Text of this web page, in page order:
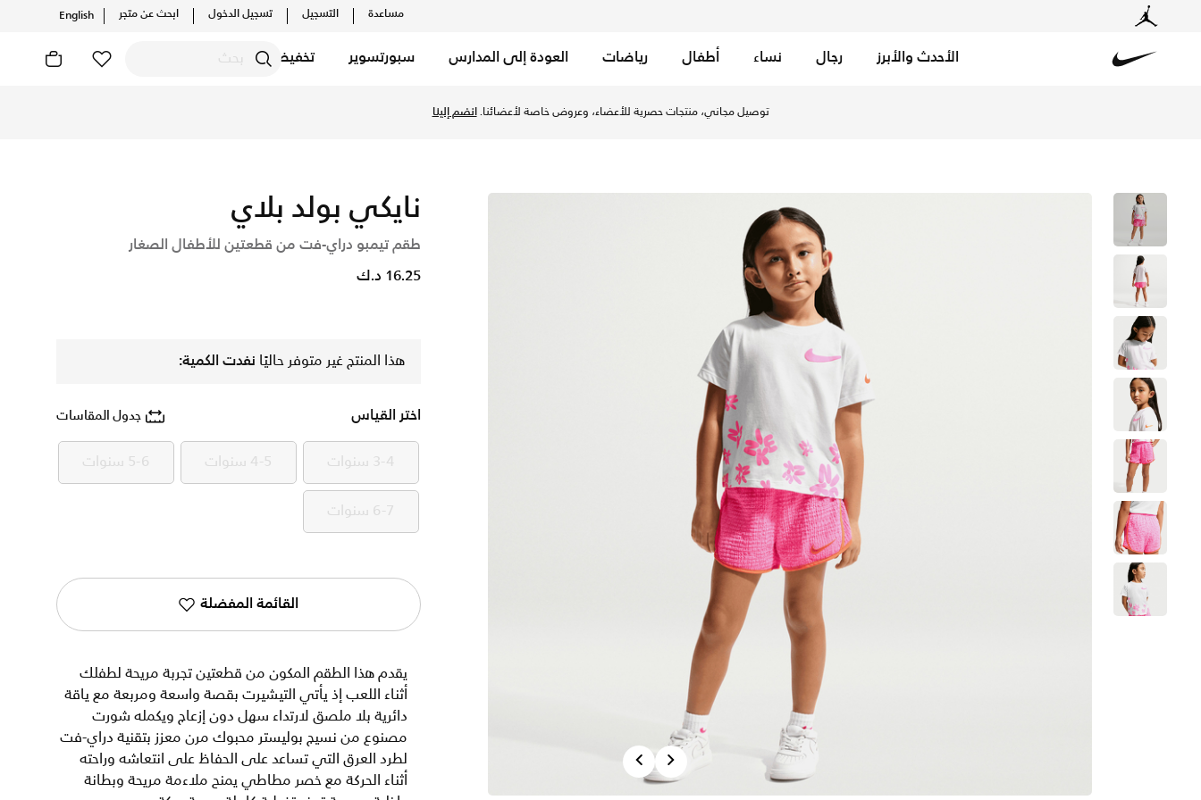
مساعدة التسجيل تسجيل الدخول ابحث عن متجر English
الأحدث والأبرز رجال نساء أطفال رياضات العودة إلى المدارس سبورتسوير تخفيضات
توصيل مجاني، منتجات حصرية للأعضاء، وعروض خاصة لأعضائنا.انضم إلينا
PreviousNext
نايكي بولد بلاي
طقم تيمبو دراي-فت من قطعتين للأطفال الصغار
16.25 د.ك
هذا المنتج غير متوفر حاليًا نفدت الكمية:
اختر القياس جدول المقاسات
3-4 سنوات 3-4 سنوات 4-5 سنوات 4-5 سنوات 5-6 سنوات 5-6 سنوات
6-7 سنوات 6-7 سنوات
القائمة المفضلة
يقدم هذا الطقم المكون من قطعتين تجربة مريحة لطفلك
أثناء اللعب إذ يأتي التيشيرت بقصة واسعة ومربعة مع ياقة
دائرية بلا ملصق لارتداء سهل دون إزعاج ويكمله شورت
مصنوع من نسيج بوليستر محبوك مرن معزز بتقنية دراي-فت
لطرد العرق التي تساعد على الحفاظ على انتعاشه وراحته
أثناء الحركة مع خصر مطاطي يمنح ملاءمة مريحة وبطانة